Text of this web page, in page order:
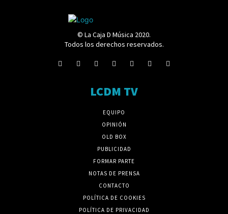
© La Caja D Música 2020.
Todos los derechos reservados.
LCDM TV
EQUIPO
OPINIÓN
OLD BOX
PUBLICIDAD
FORMAR PARTE
NOTAS DE PRENSA
CONTACTO
POLÍTICA DE COOKIES
POLÍTICA DE PRIVACIDAD